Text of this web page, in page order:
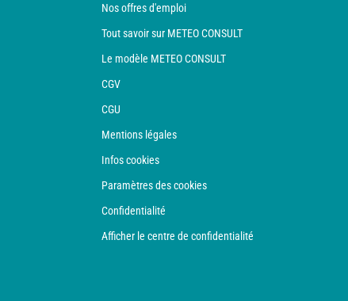
Nos offres d'emploi
Tout savoir sur METEO CONSULT
Le modèle METEO CONSULT
CGV
CGU
Mentions légales
Infos cookies
Paramètres des cookies
Confidentialité
Afficher le centre de confidentialité